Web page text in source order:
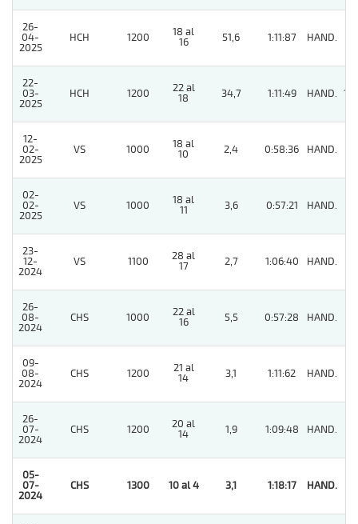
26-
04-
2025
HCH 1200
18 al
16
51,6 1:11:87 HAND.
22-
03-
2025
HCH 1200
22 al
18
34,7 1:11:49 HAND. 14
12-
02-
2025
VS 1000
18 al
10
2,4 0:58:36 HAND.
02-
02-
2025
VS 1000
18 al
11
3,6 0:57:21 HAND.
23-
12-
2024
VS 1100
28 al
17
2,7 1:06:40 HAND.
26-
08-
2024
CHS 1000
22 al
16
5,5 0:57:28 HAND.
09-
08-
2024
CHS 1200
21 al
14
3,1 1:11:62 HAND.
26-
07-
2024
CHS 1200
20 al
14
1,9 1:09:48 HAND.
05-
07-
2024
CHS 1300 10 al 4 3,1 1:18:17 HAND.